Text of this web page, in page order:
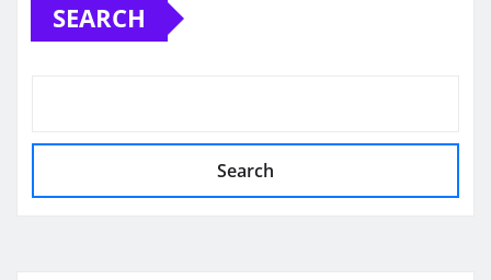
SEARCH
Search